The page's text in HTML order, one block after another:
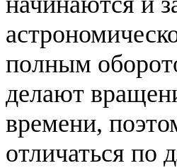
полным
делают
времени,
отличаться по